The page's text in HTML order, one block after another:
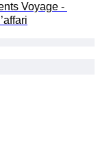
Voyage -